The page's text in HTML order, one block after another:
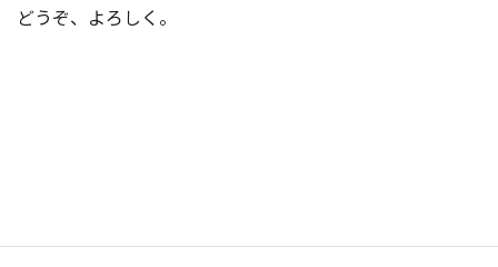
どうぞ、よろしく。